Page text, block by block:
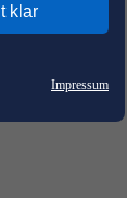
klar
Impressum